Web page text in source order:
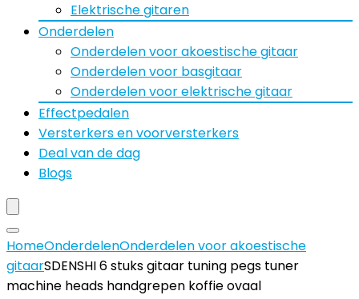
Elektrische gitaren
Onderdelen
Onderdelen voor akoestische gitaar
Onderdelen voor basgitaar
Onderdelen voor elektrische gitaar
Effectpedalen
Versterkers en voorversterkers
Deal van de dag
Blogs
HomeOnderdelenOnderdelen voor akoestische
gitaarSDENSHI 6 stuks gitaar tuning pegs tuner
machine heads handgrepen koffie ovaal